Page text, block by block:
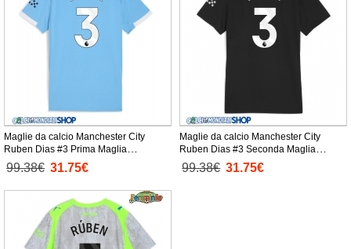
Maglie da calcio Manchester City
Ruben Dias #3 Prima Maglia
Femminile 2025-26 Manica Corta
99.38€ 31.75€
Maglie da calcio Manchester City
Ruben Dias #3 Seconda Maglia
Femminile 2025-26 Manica Corta
99.38€ 31.75€